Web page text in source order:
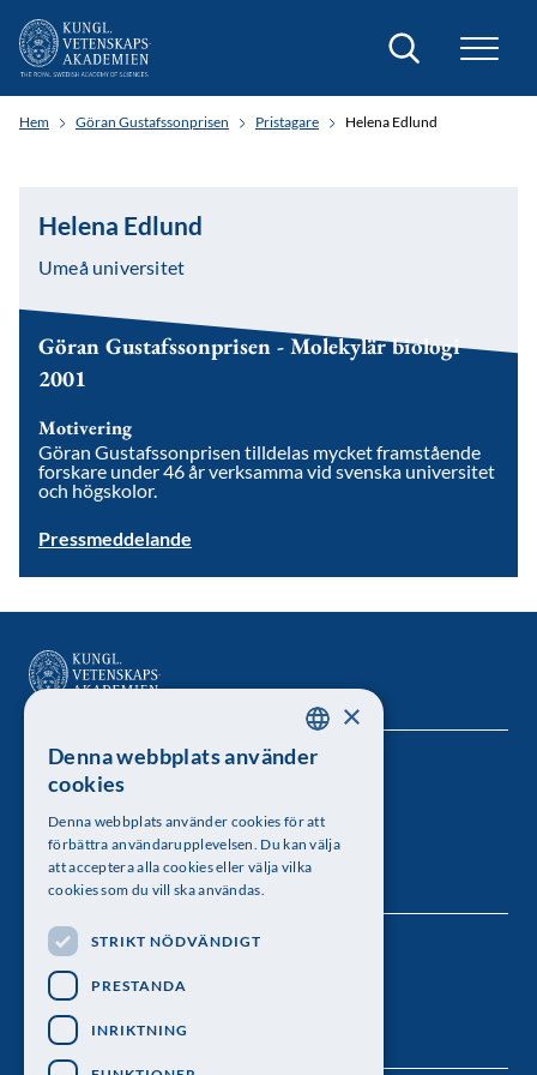
Sök
Hem Göran Gustafssonprisen Pristagare Helena Edlund
Helena Edlund
Umeå universitet
Göran Gustafssonprisen - Molekylär biologi
2001
Motivering
Göran Gustafssonprisen tilldelas mycket framstående
forskare under 46 år verksamma vid svenska universitet
och högskolor.
Pressmeddelande
Kungl. Vetenskapsakademien
Besöksadress: Lilla Frescativägen 4A
Telefon: 08-673 95 00
Följ oss
SWEDISH
×
Denna webbplats använder
cookies
Denna webbplats använder cookies för att
förbättra användarupplevelsen. Du kan välja
att acceptera alla cookies eller välja vilka
cookies som du vill ska användas.
STRIKT NÖDVÄNDIGT
PRESTANDA
INRIKTNING